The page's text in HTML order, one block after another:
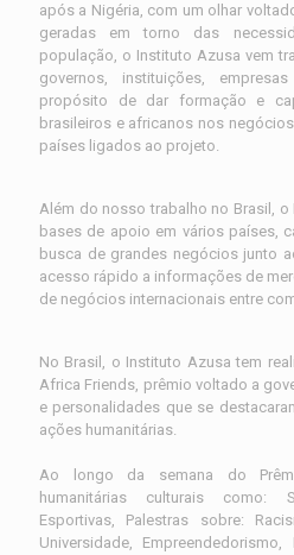
após a Nigéria, com um olhar
geradas em torno das
população, o Instituto Azusa vem
governos, instituições,
propósito de dar formação e
brasileiros e africanos nos
países ligados ao projeto.
Além do nosso trabalho no Brasil,
bases de apoio em vários países,
busca de grandes negócios junto
acesso rápido a informações de
de negócios internacionais entre
No Brasil, o Instituto Azusa tem
Africa Friends, prêmio voltado a
e personalidades que se
ações humanitárias.
Ao longo da semana do
humanitárias culturais como:
Esportivas, Palestras sobre:
Universidade,